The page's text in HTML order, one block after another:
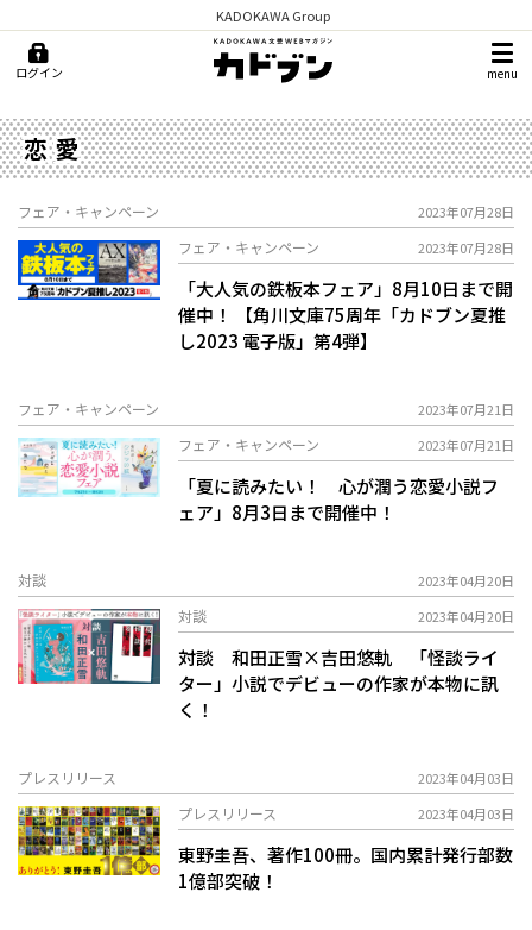
KADOKAWA Group
ログイン menu
恋愛
フェア・キャンペーン 2023年07月28日
フェア・キャンペーン 2023年07月28日
「大人気の鉄板本フェア」8月10日まで開
催中！ 【角川文庫75周年「カドブン夏推
し2023 電子版」第4弾】
フェア・キャンペーン 2023年07月21日
フェア・キャンペーン 2023年07月21日
「夏に読みたい！ 心が潤う恋愛小説フ
ェア」8月3日まで開催中！
対談 2023年04月20日
対談 2023年04月20日
対談 和田正雪×吉田悠軌 「怪談ライ
ター」小説でデビューの作家が本物に訊
く！
プレスリリース 2023年04月03日
プレスリリース 2023年04月03日
東野圭吾、著作100冊。国内累計発行部数
1億部突破！